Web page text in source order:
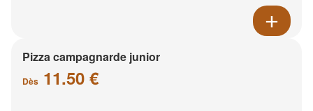
Pizza campagnarde junior
Dès 11.50 €